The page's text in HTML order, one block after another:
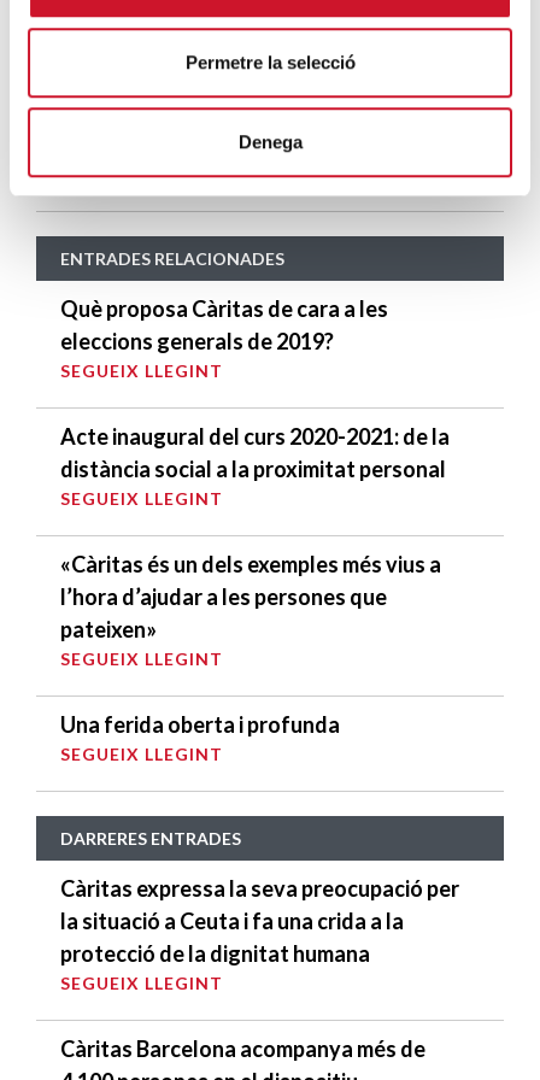
Permetre la selecció
Denega
Betlem»
4 maneres d’ajudar durant el confinament
SEGUEIX LLEGINT
ENTRADES RELACIONADES
Què proposa Càritas de cara a les
eleccions generals de 2019?
SEGUEIX LLEGINT
Acte inaugural del curs 2020-2021: de la
distància social a la proximitat personal
SEGUEIX LLEGINT
«Càritas és un dels exemples més vius a
l’hora d’ajudar a les persones que
pateixen»
SEGUEIX LLEGINT
Una ferida oberta i profunda
SEGUEIX LLEGINT
DARRERES ENTRADES
Càritas expressa la seva preocupació per
la situació a Ceuta i fa una crida a la
protecció de la dignitat humana
SEGUEIX LLEGINT
Càritas Barcelona acompanya més de